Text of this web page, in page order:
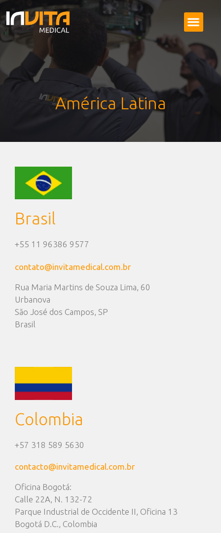
América Latina
Brasil
+55 11 96386 9577
contato@invitamedical.com.br
Rua Maria Martins de Souza Lima, 60
Urbanova
São José dos Campos, SP
Brasil
Colombia
+57 318 589 5630
contacto@invitamedical.com.br
Oficina Bogotá:
Calle 22A, N. 132-72
Parque Industrial de Occidente II, Oficina 13
Bogotá D.C., Colombia